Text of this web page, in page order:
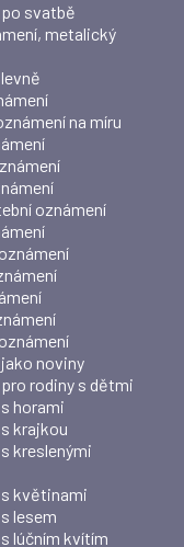
svatbě
metalický
na míru
oznámení
noviny
rodiny s dětmi
horami
krajkou
kreslenými
květinami
lesem
lúčním kvítím